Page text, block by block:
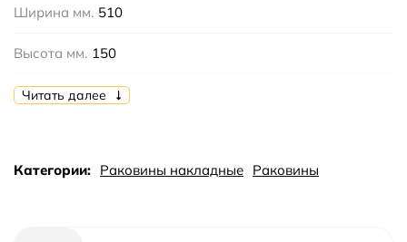
Ширина мм. 510
Высота мм. 150
Глубина мм. 405
Отверстие под смеситель Да
Читать далее
Категории: Раковины накладные Раковины